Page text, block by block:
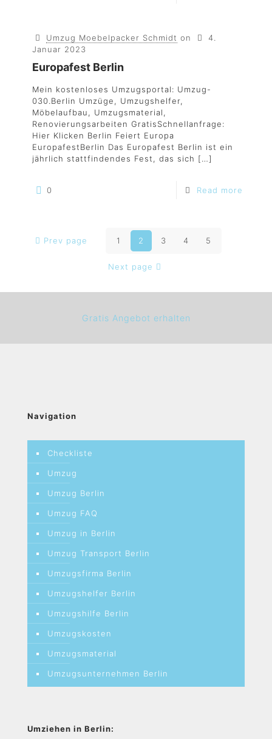
Umzug Moebelpacker Schmidt on
4.
Januar 2023
Europafest Berlin
Mein kostenloses Umzugsportal: Umzug-
030.Berlin Umzüge, Umzugshelfer,
Möbelaufbau, Umzugsmaterial,
Renovierungsarbeiten GratisSchnellanfrage:
Hier Klicken Berlin Feiert Europa
EuropafestBerlin Das Europafest Berlin ist ein
jährlich stattfindendes Fest, das sich […]
0 Read more
Prev page 1 2 3 4 5
Next page
Gratis Angebot erhalten
Navigation
Checkliste
Umzug
Umzug Berlin
Umzug FAQ
Umzug in Berlin
Umzug Transport Berlin
Umzugsfirma Berlin
Umzugshelfer Berlin
Umzugshilfe Berlin
Umzugskosten
Umzugsmaterial
Umzugsunternehmen Berlin
Umziehen in Berlin: